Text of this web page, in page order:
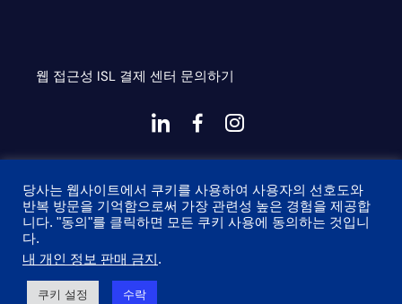
웹 접근성 ISL 결제 센터 문의하기
대
아
이
콘
대
아
이
콘-
아
이
콘
Privacy Policy and Terms of Service apply
당사는 웹사이트에서 쿠키를 사용하여 사용자의 선호도와
반복 방문을 기억함으로써 가장 관련성 높은 경험을 제공합
니다. "동의"를 클릭하면 모든 쿠키 사용에 동의하는 것입니
다.
내 개인 정보 판매 금지 .
쿠키 설정 수락